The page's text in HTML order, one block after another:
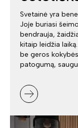
Svetainė yra
Joje buriasi
bendrauja,
kitaip leidžia
be geros
patogumą,